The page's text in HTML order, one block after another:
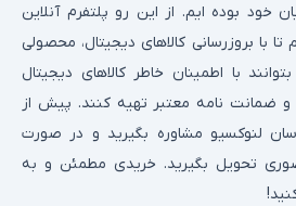
خود بوده ایم. از این رو پلتفرم آنلاین
تا با بروزرسانی کالاهای دیجیتال، محصولی
با اطمینان خاطر کالاهای دیجیتال
ضمانت نامه معتبر تهیه کنند. پیش از
لنوکسیو مشاوره بگیرید و در صورت
تحویل بگیرید. خریدی مطمئن و به